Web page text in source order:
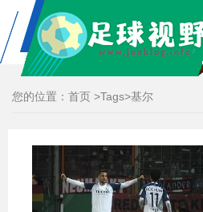
您的位置： 首页 >Tags>基尔